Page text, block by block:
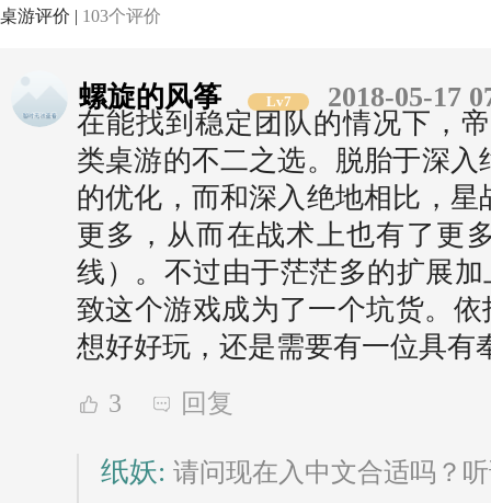
桌游评价 | 103个评价
螺旋的风筝 Lv7
2018-05-17
在能找到稳定团队的情况下，
类桌游的不二之选。脱胎于深
的优化，而和深入绝地相比，
更多，从而在战术上也有了更
线）。不过由于茫茫多的扩展
致这个游戏成为了一个坑货。
想好好玩，还是需要有一位具有
3 回复
纸妖: 请问现在入中文合适吗？